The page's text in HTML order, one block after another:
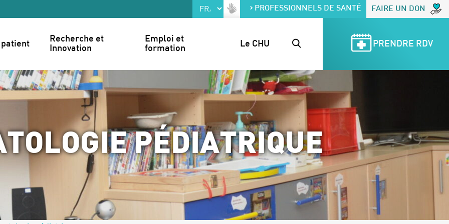
PROFESSIONNELS DE SANTÉ FAIRE UN DON
patient
Recherche et
Innovation
Emploi et
formation
Le CHU PRENDRE RDV
PÉDIATRIQUE